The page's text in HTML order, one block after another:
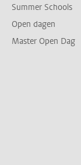
Summer Schools
Open dagen
Master Open Dag